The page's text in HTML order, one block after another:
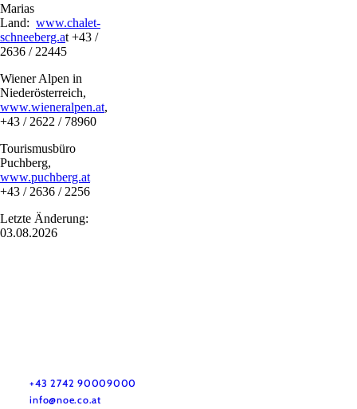
Marias
Land: www.chalet-
schneeberg.at +43 /
2636 / 22445
Wiener Alpen in
Niederösterreich,
www.wieneralpen.at,
+43 / 2622 / 78960
Tourismusbüro
Puchberg,
www.puchberg.at
+43 / 2636 / 2256
Letzte Änderung:
03.08.2026
+43 2742 90009000
info@noe.co.at